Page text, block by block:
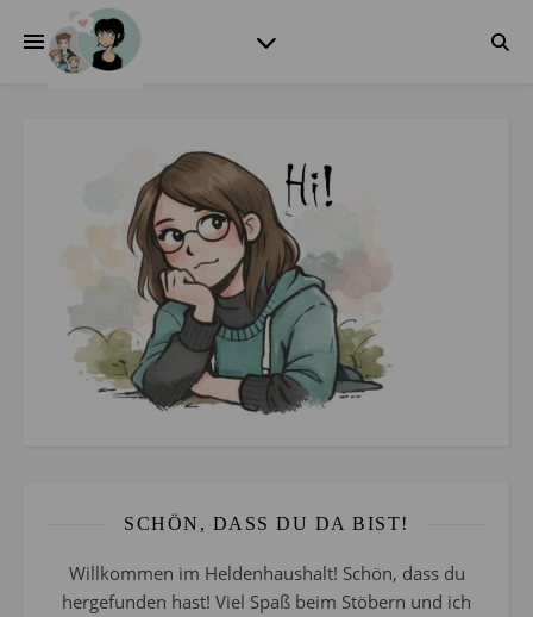
SCHÖN, DASS DU DA BIST!
Willkommen im Heldenhaushalt! Schön, dass du
hergefunden hast! Viel Spaß beim Stöbern und ich